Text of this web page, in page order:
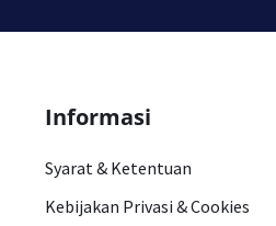
Informasi
Syarat & Ketentuan
Kebijakan Privasi & Cookies